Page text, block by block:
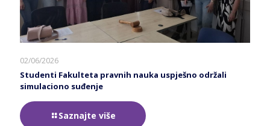
02/06/2026
Studenti Fakulteta pravnih nauka uspješno održali
simulaciono suđenje
Saznajte više